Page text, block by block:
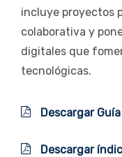
incluye proyectos
colaborativa y
digitales que
tecnológicas.
Descargar
Descargar